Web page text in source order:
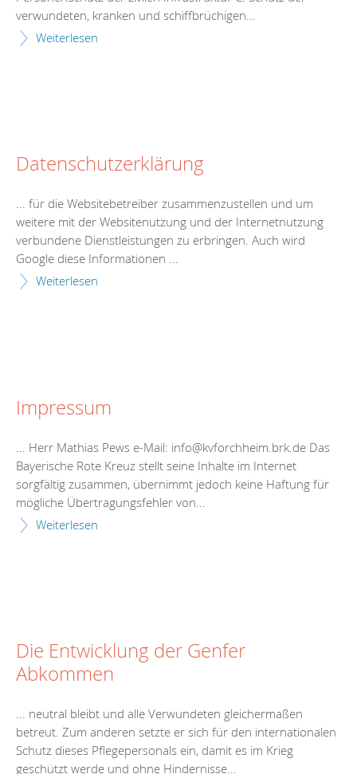
verwundeten, kranken und schiffbrüchigen...
Weiterlesen
Datenschutzerklärung
... für die Websitebetreiber zusammenzustellen und um
weitere mit der Websitenutzung und der Internetnutzung
verbundene Dienstleistungen zu erbringen. Auch wird
Google diese Informationen ...
Weiterlesen
Impressum
... Herr Mathias Pews e-Mail: info@kvforchheim.brk.de Das
Bayerische Rote Kreuz stellt seine Inhalte im Internet
sorgfältig zusammen, übernimmt jedoch keine Haftung für
mögliche Übertragungsfehler von...
Weiterlesen
Die Entwicklung der Genfer
Abkommen
... neutral bleibt und alle Verwundeten gleichermaßen
betreut. Zum anderen setzte er sich für den internationalen
Schutz dieses Pflegepersonals ein, damit es im Krieg
geschützt werde und ohne Hindernisse...